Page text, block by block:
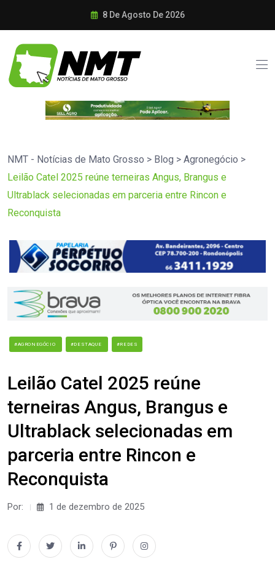
8 De Agosto De 2026
NMT - Notícias de Mato Grosso > Blog > Agronegócio >
Leilão Catel 2025 reúne terneiras Angus, Brangus e
Ultrablack selecionadas em parceria entre Rincon e
Reconquista
#AGRONEGÓCIO #DESTAQUE #REDES
Leilão Catel 2025 reúne
terneiras Angus, Brangus e
Ultrablack selecionadas em
parceria entre Rincon e
Reconquista
Por: 1 de dezembro de 2025